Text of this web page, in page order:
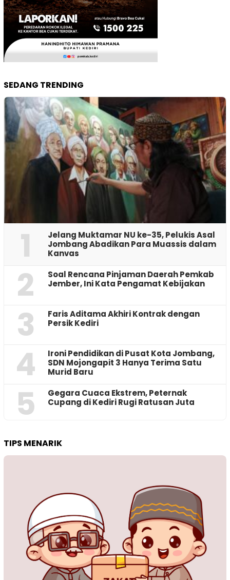
SEDANG TRENDING
1
Jelang Muktamar NU ke-35, Pelukis Asal
Jombang Abadikan Para Muassis dalam
Kanvas
2
‎Soal Rencana Pinjaman Daerah Pemkab
Jember, Ini Kata Pengamat Kebijakan ‎
3
Faris Aditama Akhiri Kontrak dengan
Persik Kediri
4
Ironi Pendidikan di Pusat Kota Jombang,
SDN Mojongapit 3 Hanya Terima Satu
Murid Baru
5
‎Gegara Cuaca Ekstrem, Peternak
Cupang di Kediri Rugi Ratusan Juta
TIPS MENARIK